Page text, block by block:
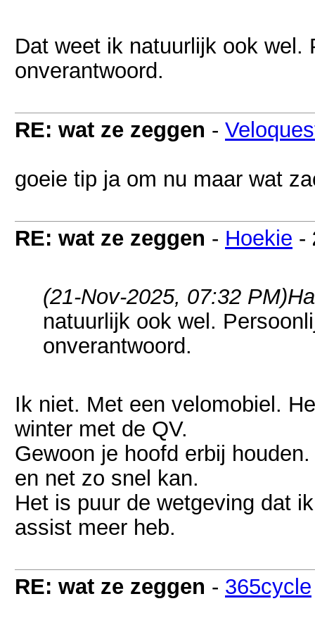
Dat weet ik natuurlijk ook
onverantwoord.
RE: wat ze zeggen -
goeie tip ja om nu maar wat
RE: wat ze zeggen - Hoekie -
(21-Nov-2025, 07:32 PM)
natuurlijk ook wel.
onverantwoord.
Ik niet. Met een velomobiel.
winter met de QV.
Gewoon je hoofd erbij
en net zo snel kan.
Het is puur de wetgeving dat
assist meer heb.
RE: wat ze zeggen - 365cycle